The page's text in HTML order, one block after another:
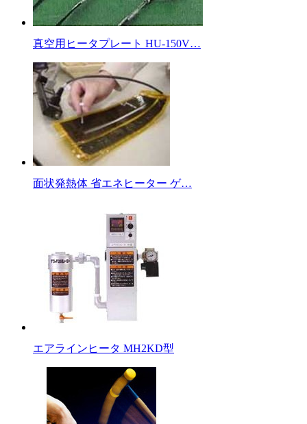
真空用ヒータプレート HU-150V…
面状発熱体 省エネヒーター ゲ…
エアラインヒータ MH2KD型